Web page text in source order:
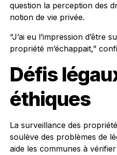
question la perception des
notion de vie privée.
“J’ai eu l’impression d’être
propriété m’échappait,”
Défis
éthiques
La surveillance des
soulève des problèmes de
aide les communes à